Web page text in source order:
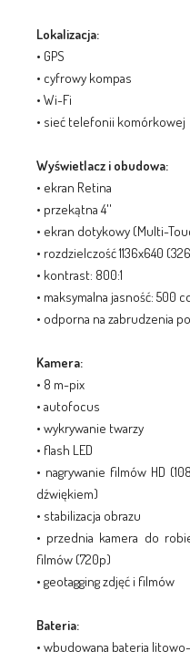
Lokalizacja:
• GPS
• cyfrowy kompas
• Wi-Fi
• sieć telefonii komórkowej
Wyświetlacz i obudowa:
• ekran Retina
• przekątna 4''
• ekran dotykowy (Multi-
• rozdzielczość 1136x640
• kontrast: 800:1
• maksymalna jasność: 500
• odporna na zabrudzenia
Kamera:
• 8 m-pix
• autofocus
• wykrywanie twarzy
• flash LED
• nagrywanie filmów HD
dźwiękiem)
• stabilizacja obrazu
• przednia kamera do
filmów (720p)
• geotagging zdjęć i filmów
Bateria:
• wbudowana bateria